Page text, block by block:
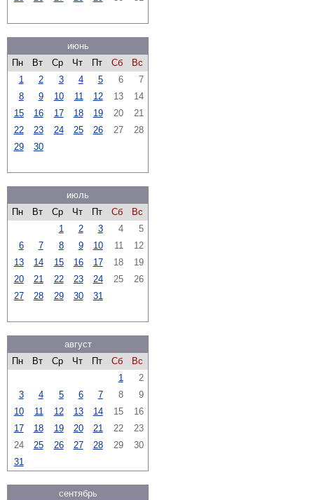
июнь
Пн
Вт Ср Чт Пт Сб
Вс
1
2 3 4 5 6
7
8
9 10 11 12 13
14
15
16 17 18 19 20
21
22
23 24 25 26 27
28
29
30
июль
Пн
Вт Ср Чт Пт Сб
Вс
1
2 3 4
5
6
7 8 9 10 11
12
13
14 15 16 17 18
19
20
21 22 23 24 25
26
27
28 29 30 31
август
Пн
Вт Ср Чт Пт Сб
Вс
1
2
3
4 5 6 7 8
9
10
11 12 13 14 15
16
17
18 19 20 21 22
23
24
25 26 27 28 29
30
31
сентябрь